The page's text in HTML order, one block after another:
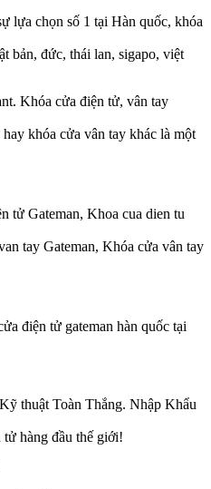
lựa chọn số 1 tại Hàn quốc, khóa
bản, đức, thái lan, sigapo, việt
Khóa cửa điện tử, vân tay
khóa cửa vân tay khác là một
tử Gateman, Khoa cua dien tu
tay Gateman, Khóa cửa vân tay
điện tử gateman hàn quốc tại
thuật Toàn Thắng. Nhập Khẩu
hàng đầu thế giới!